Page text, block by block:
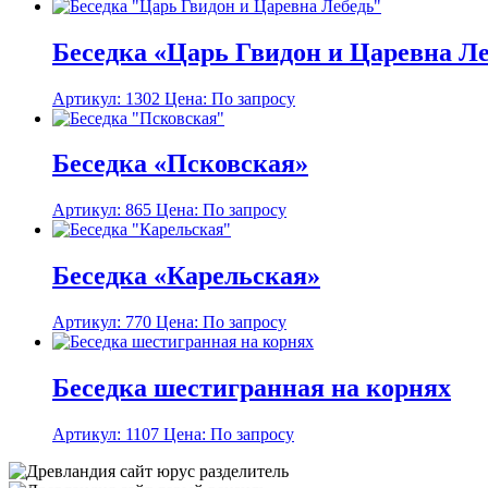
Беседка «Царь Гвидон и Царевна
Артикул: 1302 Цена: По запросу
Беседка «Псковская»
Артикул: 865 Цена: По запросу
Беседка «Карельская»
Артикул: 770 Цена: По запросу
Беседка шестигранная на корнях
Артикул: 1107 Цена: По запросу